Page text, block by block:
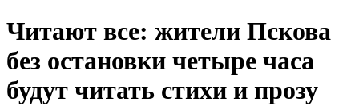
Читают все: жители Пскова
без остановки четыре часа
будут читать стихи и прозу